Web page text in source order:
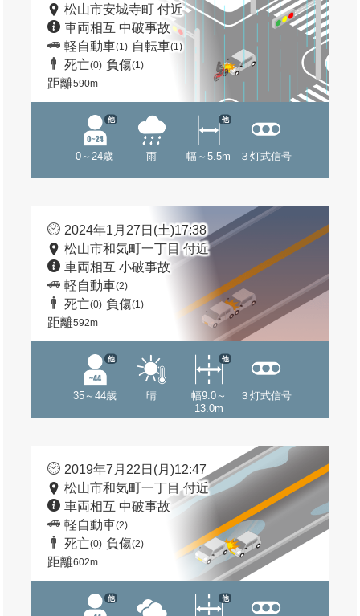
松山市安城寺町 付近
車両相互 中破事故
軽自動車(1) 自転車(1)
死亡(0) 負傷(1)
距離590m
0～24歳
他
雨 幅～5.5m
他
３灯式信号
2024年1月27日(土)17:38
松山市和気町一丁目 付近
車両相互 小破事故
軽自動車(2)
死亡(0) 負傷(1)
距離592m
35～44歳
他
晴
幅9.0～
13.0m
他
３灯式信号
2019年7月22日(月)12:47
松山市和気町一丁目 付近
車両相互 中破事故
軽自動車(2)
死亡(0) 負傷(2)
距離602m
他 他